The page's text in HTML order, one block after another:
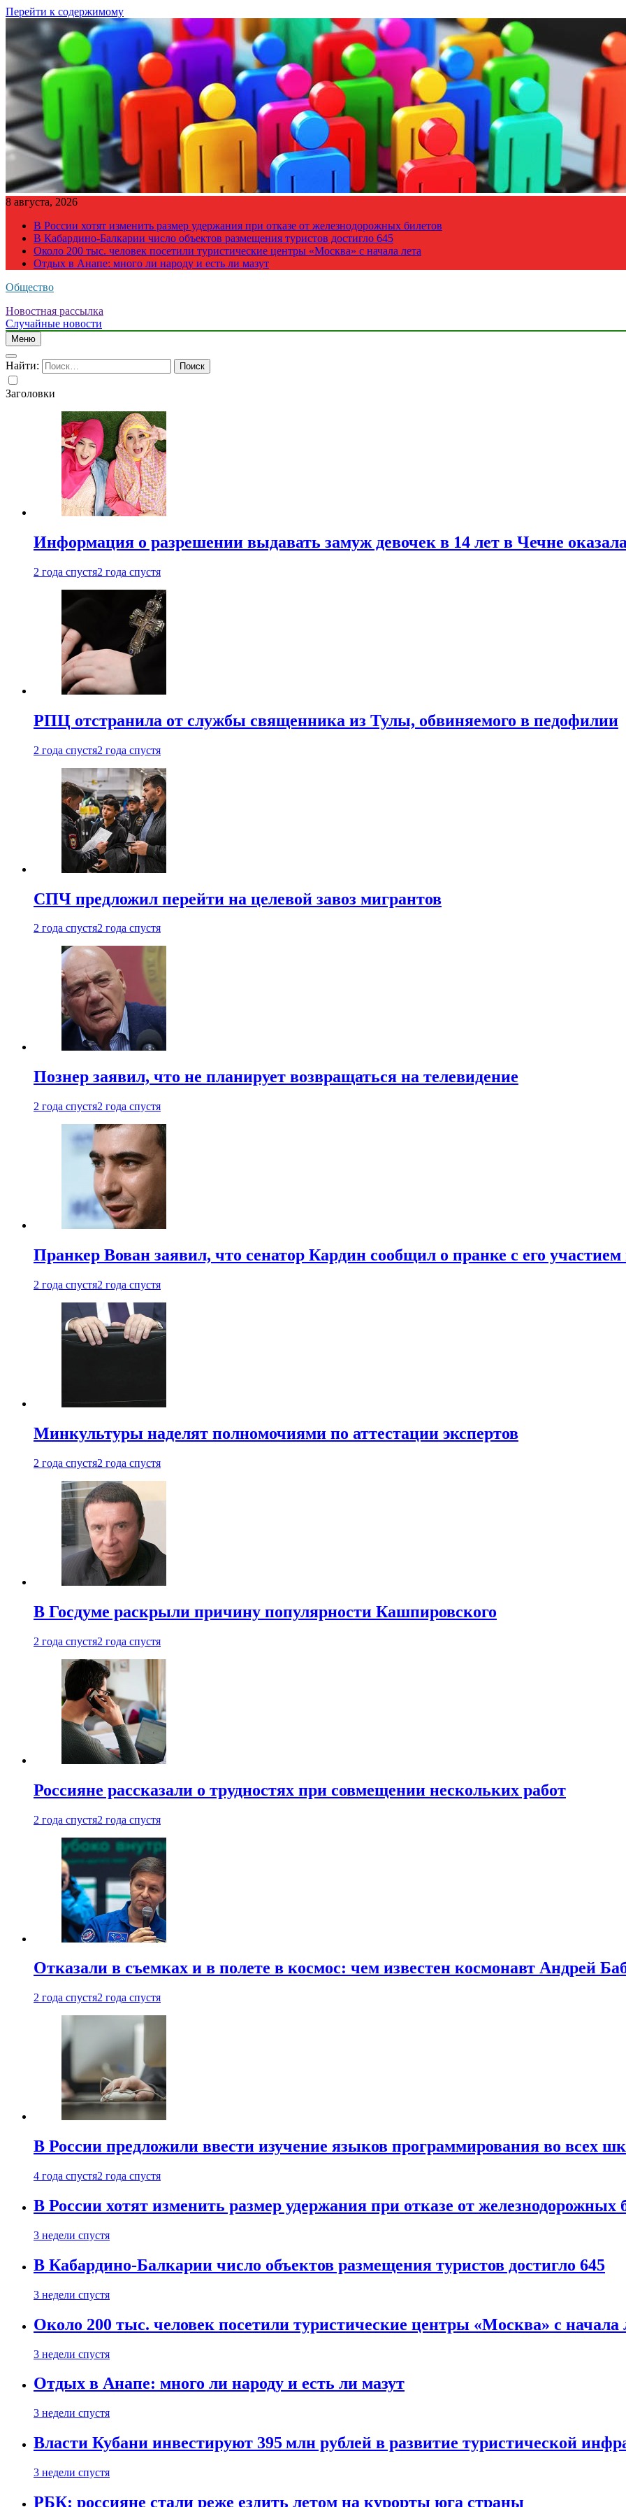
Перейти к содержимому
8 августа, 2026
В России хотят изменить размер удержания при отказе от железнодорожных билетов
В Кабардино-Балкарии число объектов размещения туристов достигло 645
Около 200 тыс. человек посетили туристические центры «Москва» с начала лета
Отдых в Анапе: много ли народу и есть ли мазут
Общество
Новостная рассылка
Случайные новости
Меню
Найти:
Заголовки
Информация о разрешении выдавать замуж девочек в 14 лет в Чечне
2 года спустя2 года спустя
РПЦ отстранила от службы священника из Тулы, обвиняемого в педофилии
2 года спустя2 года спустя
СПЧ предложил перейти на целевой завоз мигрантов
2 года спустя2 года спустя
Познер заявил, что не планирует возвращаться на телевидение
2 года спустя2 года спустя
Пранкер Вован заявил, что сенатор Кардин сообщил о пранке с его
2 года спустя2 года спустя
Минкультуры наделят полномочиями по аттестации экспертов
2 года спустя2 года спустя
В Госдуме раскрыли причину популярности Кашпировского
2 года спустя2 года спустя
Россияне рассказали о трудностях при совмещении нескольких работ
2 года спустя2 года спустя
Отказали в съемках и в полете в космос: чем известен космонавт Андрей
2 года спустя2 года спустя
В России предложили ввести изучение языков программирования во всех
4 года спустя2 года спустя
В России хотят изменить размер удержания при отказе от железнодорожных
3 недели спустя
В Кабардино-Балкарии число объектов размещения туристов достигло 645
3 недели спустя
Около 200 тыс. человек посетили туристические центры «Москва» с начала
3 недели спустя
Отдых в Анапе: много ли народу и есть ли мазут
3 недели спустя
Власти Кубани инвестируют 395 млн рублей в развитие туристической
3 недели спустя
РБК: россияне стали реже ездить летом на курорты юга страны